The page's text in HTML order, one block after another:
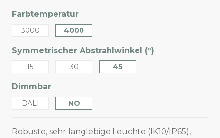
Farbtemperatur
3000 4000
Symmetrischer Abstrahlwinkel (°)
15 30 45
Dimmbar
DALI NO
Robuste, sehr langlebige Leuchte (IK10/IP65),